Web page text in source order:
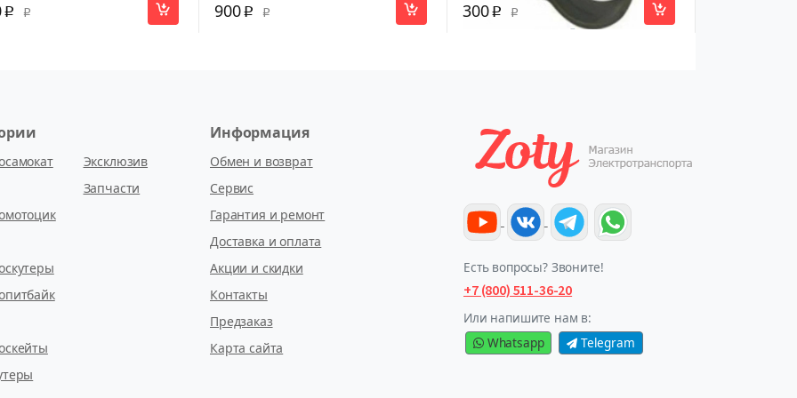
p p 900p p 300p p
Эксклюзив
Запчасти
Информация
Обмен и возврат
Сервис
Гарантия и ремонт
Доставка и оплата
Акции и скидки
Контакты
Предзаказ
Карта сайта
Есть вопросы? Звоните!
+7 (800) 511-36-20
Или напишите нам в:
Whatsapp
Telegram